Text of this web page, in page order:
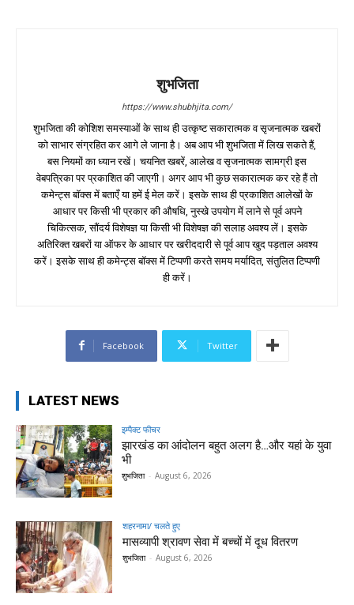
शुभजिता
https://www.shubhjita.com/
शुभजिता की कोशिश समस्याओं के साथ ही उत्कृष्ट सकारात्मक व सृजनात्मक खबरों
को साभार संग्रहित कर आगे ले जाना है। अब आप भी शुभजिता में लिख सकते हैं,
बस नियमों का ध्यान रखें। चयनित खबरें, आलेख व सृजनात्मक सामग्री इस
वेबपत्रिका पर प्रकाशित की जाएगी। अगर आप भी कुछ सकारात्मक कर रहे हैं तो
कमेन्ट्स बॉक्स में बताएँ या हमें ई मेल करें। इसके साथ ही प्रकाशित आलेखों के
आधार पर किसी भी प्रकार की औषधि, नुस्खे उपयोग में लाने से पूर्व अपने
चिकित्सक, सौंदर्य विशेषज्ञ या किसी भी विशेषज्ञ की सलाह अवश्य लें। इसके
अतिरिक्त खबरों या ऑफर के आधार पर खरीददारी से पूर्व आप खुद पड़ताल अवश्य
करें। इसके साथ ही कमेन्ट्स बॉक्स में टिप्पणी करते समय मर्यादित, संतुलित टिप्पणी
ही करें।
Facebook Twitter
LATEST NEWS
इम्पैक्ट फीचर
झारखंड का आंदोलन बहुत अलग है…और यहां के युवा
भी
शुभजिता - August 6, 2026
शहरनामा/ चलते हुए
मासव्यापी श्रावण सेवा में बच्चों में दूध वितरण
शुभजिता - August 6, 2026